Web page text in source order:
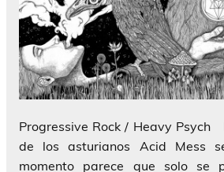
Progressive Rock / Heavy Psych
de los asturianos Acid Mess
momento parece que solo se